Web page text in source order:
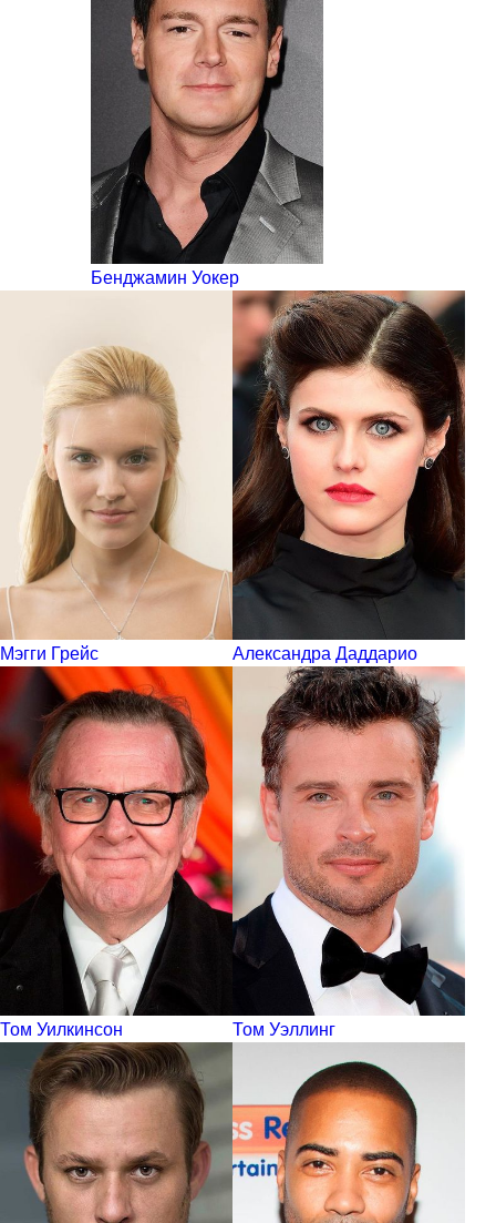
Бенджамин Уокер
Мэгги Грейс Александра Даддарио
Том Уилкинсон Том Уэллинг